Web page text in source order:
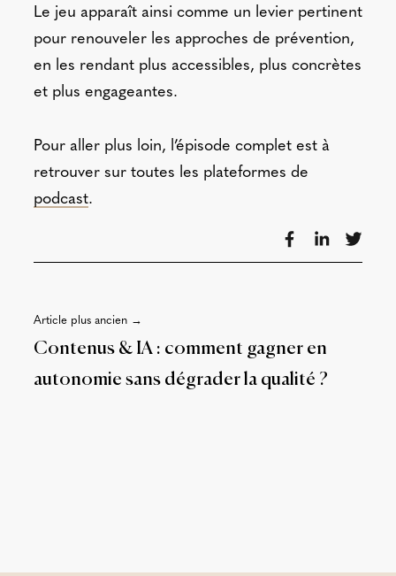
Le jeu apparaît ainsi comme un levier pertinent
pour renouveler les approches de prévention,
en les rendant plus accessibles, plus concrètes
et plus engageantes.
Pour aller plus loin, l’épisode complet est à
retrouver sur toutes les plateformes de
podcast.
Article plus ancien →
Contenus & IA : comment gagner en
autonomie sans dégrader la qualité ?